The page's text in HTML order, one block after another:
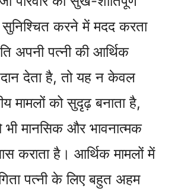
करने में मदद करता
अपनी पत्नी की आर्थिक
देता है, तो यह न केवल
मामलों को सुदृढ़ बनाता है,
भी मानसिक और भावनात्मक
कराता है। आर्थिक मामलों में
पत्नी के लिए बहुत अहम